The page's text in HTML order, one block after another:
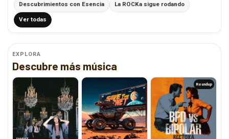
Descubrimientos con Esencia La ROCKa sigue rodando
Ver todas
EXPLORA
Descubre más música
Roundup